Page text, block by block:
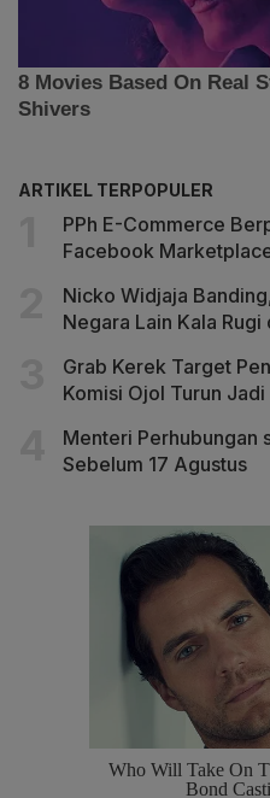
ARTIKEL TERPOPULER
PPh E-Commerce
Facebook
Nicko Widjaja
Negara Lain Kala Rugi
Grab Kerek Target
Komisi Ojol Turun
Menteri Perhubungan
Sebelum 17 Agustus